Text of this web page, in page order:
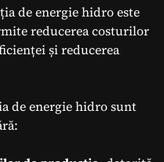
de energie hidro este
reducerea costurilor
și reducerea
de energie hidro sunt